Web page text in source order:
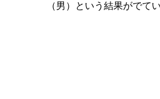
（男）という結果がでてい